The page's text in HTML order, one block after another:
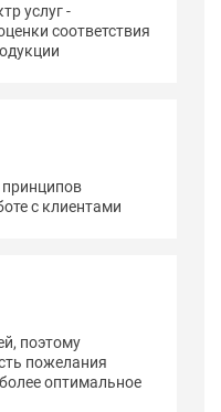
услуг -
соответствия
с клиентами
поэтому
пожелания
оптимальное